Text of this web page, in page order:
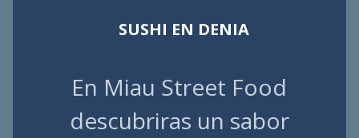
SUSHI EN DENIA
En Miau Street Food
descubriras un sabor